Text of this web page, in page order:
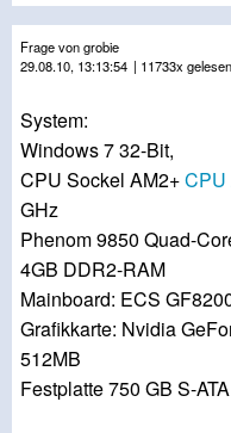
Frage von grobie
29.08.10, 13:13:54 | 11733x gelesen
System:
Windows 7 32-Bit,
CPU Sockel AM2+CPU
GHz
Phenom 9850 Quad-
4GB DDR2-RAM
Mainboard: ECS
Grafikkarte: Nvidia
512MB
Festplatte 750 GB S-ATA